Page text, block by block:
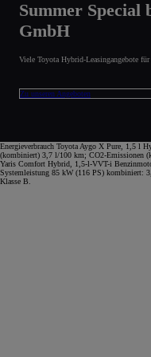
Summer Special
GmbH
Viele Toyota Hybrid-Leasingangebote
Zu unseren Angeboten
Energieverbrauch Toyota Aygo X Pure, 1,5 l
(kombiniert) 3,7 l/100 km; CO2-Emissionen
Yaris Comfort Hybrid, 1,5-l-VVT-i
Systemleistung 85 kW (116 PS) kombiniert:
Klasse B.